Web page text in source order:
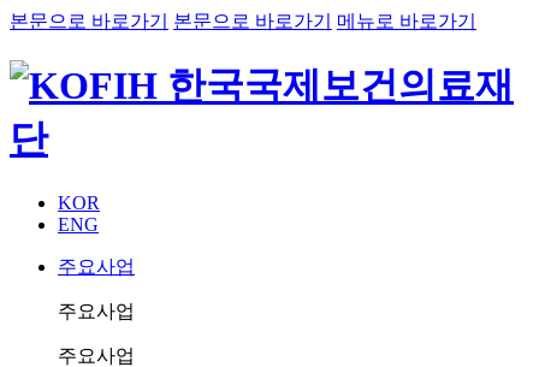
본문으로 바로가기 본문으로 바로가기 메뉴로 바로가기
KOR
ENG
주요사업
주요사업
주요사업